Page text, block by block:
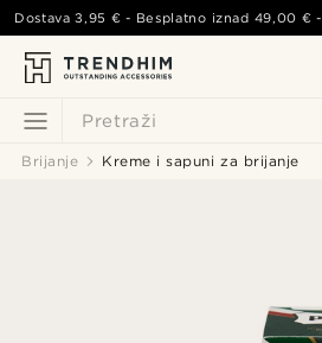
Pretraži
Dostava3,95 € - Besplatno iznad 49,00 € -
Brijanje Kreme i sapuni za brijanje